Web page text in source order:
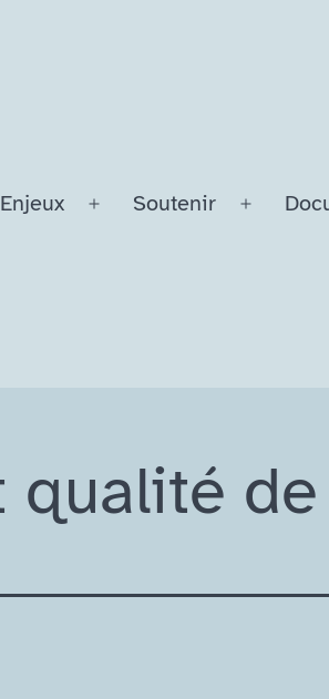
Enjeux
Ouvrir
Soutenir
Ouvrir
de